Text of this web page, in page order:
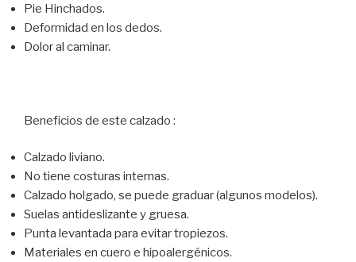
Pie Hinchados.
Deformidad en los dedos.
Dolor al caminar.
Beneficios de este calzado :
Calzado liviano.
No tiene costuras internas.
Calzado holgado, se puede graduar (algunos modelos).
Suelas antideslizante y gruesa.
Punta levantada para evitar tropiezos.
Materiales en cuero e hipoalergénicos.